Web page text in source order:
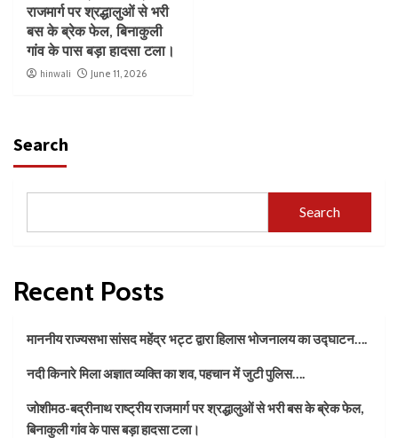
राजमार्ग पर श्रद्धालुओं से भरी
बस के ब्रेक फेल, बिनाकुली
गांव के पास बड़ा हादसा टला।
hinwali June 11, 2026
Search
Search
Recent Posts
माननीय राज्यसभा सांसद महेंद्र भट्ट द्वारा हिलास भोजनालय का उद्घाटन….
नदी किनारे मिला अज्ञात व्यक्ति का शव, पहचान में जुटी पुलिस….
जोशीमठ-बद्रीनाथ राष्ट्रीय राजमार्ग पर श्रद्धालुओं से भरी बस के ब्रेक फेल,
बिनाकुली गांव के पास बड़ा हादसा टला।